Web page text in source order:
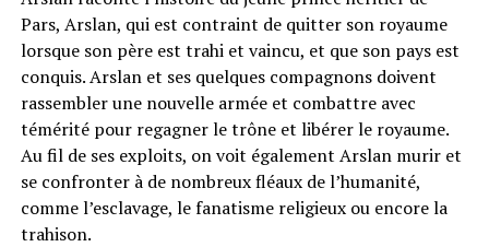
Pars, Arslan, qui est contraint de quitter son royaume
lorsque son père est trahi et vaincu, et que son pays est
conquis. Arslan et ses quelques compagnons doivent
rassembler une nouvelle armée et combattre avec
témérité pour regagner le trône et libérer le royaume.
Au fil de ses exploits, on voit également Arslan murir et
se confronter à de nombreux fléaux de l’humanité,
comme l’esclavage, le fanatisme religieux ou encore la
trahison.